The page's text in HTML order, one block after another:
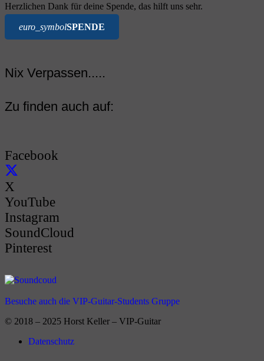
Herzlichen Dank für deine Spende, das hilft uns sehr.
euro_symbolSPENDE
Nix Verpassen.....
Zu finden auch auf:
Facebook
X
YouTube
Instagram
SoundCloud
Pinterest
Besuche auch die VIP-Guitar-Students Gruppe
© 2018 – 2025 Horst Keller – VIP-Guitar
Datenschutz